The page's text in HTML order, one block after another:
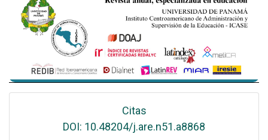
Citas
DOI: 10.48204/j.are.n51.a8868